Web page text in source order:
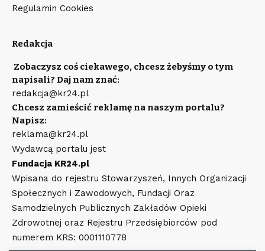
Regulamin Cookies
Redakcja
Zobaczysz coś ciekawego, chcesz żebyśmy o tym
napisali? Daj nam znać:
redakcja@kr24.pl
Chcesz zamieścić reklamę na naszym portalu?
Napisz:
reklama@kr24.pl
Wydawcą portalu jest
Fundacja KR24.pl
Wpisana do rejestru Stowarzyszeń, Innych Organizacji
Społecznych i Zawodowych, Fundacji Oraz
Samodzielnych Publicznych Zakładów Opieki
Zdrowotnej oraz Rejestru Przedsiębiorców pod
numerem KRS: 0001110778